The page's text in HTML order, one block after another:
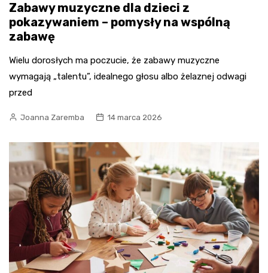
Zabawy muzyczne dla dzieci z
pokazywaniem – pomysły na wspólną
zabawę
Wielu dorosłych ma poczucie, że zabawy muzyczne
wymagają „talentu”, idealnego głosu albo żelaznej odwagi
przed
Joanna Zaremba 14 marca 2026